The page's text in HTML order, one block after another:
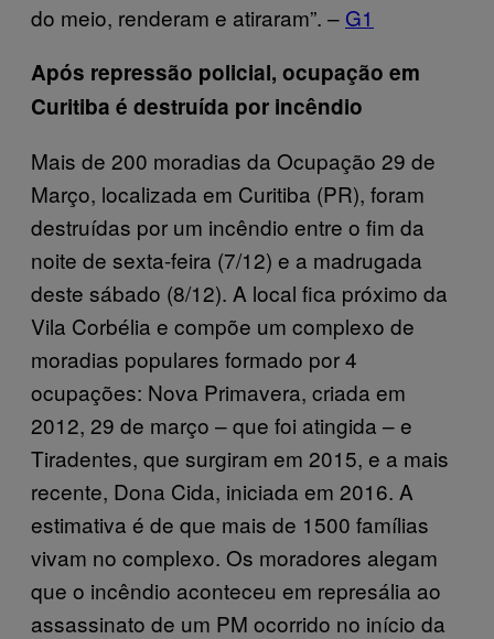
do meio, renderam e atiraram”. – G1
Após repressão policial, ocupação em
Curitiba é destruída por incêndio
Mais de 200 moradias da Ocupação 29 de
Março, localizada em Curitiba (PR), foram
destruídas por um incêndio entre o fim da
noite de sexta-feira (7/12) e a madrugada
deste sábado (8/12). A local fica próximo da
Vila Corbélia e compõe um complexo de
moradias populares formado por 4
ocupações: Nova Primavera, criada em
2012, 29 de março – que foi atingida – e
Tiradentes, que surgiram em 2015, e a mais
recente, Dona Cida, iniciada em 2016. A
estimativa é de que mais de 1500 famílias
vivam no complexo. Os moradores alegam
que o incêndio aconteceu em represália ao
assassinato de um PM ocorrido no início da